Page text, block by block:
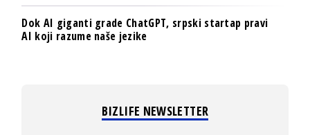
Dok AI giganti grade ChatGPT, srpski startap pravi
AI koji razume naše jezike
BIZLIFE NEWSLETTER